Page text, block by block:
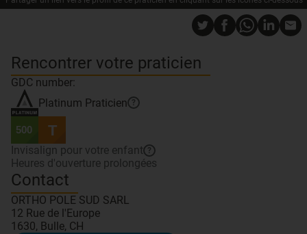
Rencontrer votre praticien
GDC number:
Platinum Praticien ?
Invisalign pour votre enfant ?
Heures d'ouverture prolongées
Contact
ORTHO POLE SUD SARL
12 Rue de l'Europe
1630, Bulle, CH